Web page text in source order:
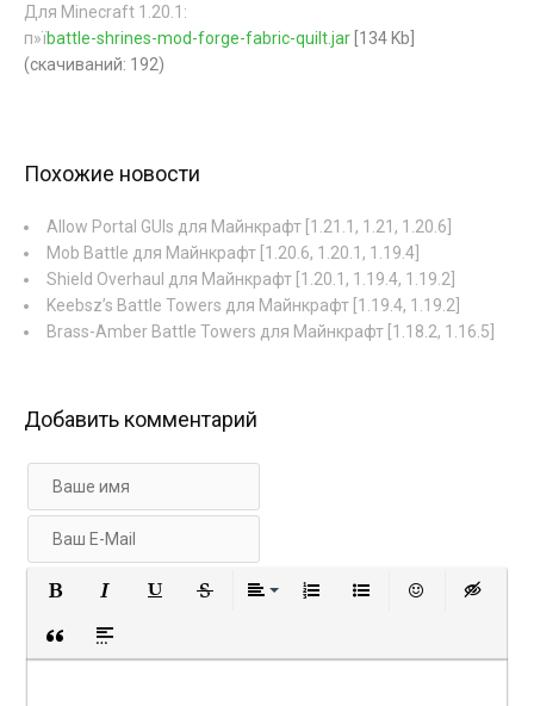
Для Minecraft 1.20.1:
п»їbattle-shrines-mod-forge-fabric-quilt.jar [134 Kb]
(cкачиваний: 192)
Похожие новости
Allow Portal GUIs для Майнкрафт [1.21.1, 1.21, 1.20.6]
Mob Battle для Майнкрафт [1.20.6, 1.20.1, 1.19.4]
Shield Overhaul для Майнкрафт [1.20.1, 1.19.4, 1.19.2]
Keebsz’s Battle Towers для Майнкрафт [1.19.4, 1.19.2]
Brass-Amber Battle Towers для Майнкрафт [1.18.2, 1.16.5]
Добавить комментарий
Вставка цитаты
Вставка спойлера